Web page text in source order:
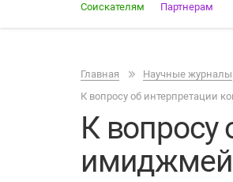
Соискателям Партнерам
Главная Научные журналы
К вопросу об интерпретации
К вопросу